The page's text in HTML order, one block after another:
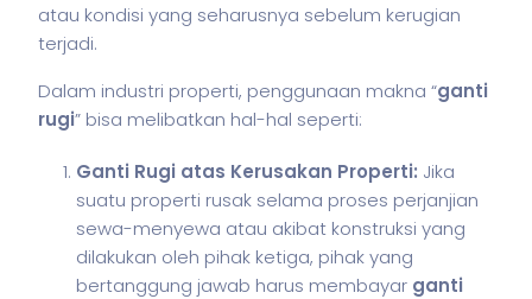
atau kondisi yang seharusnya sebelum kerugian
terjadi.
Dalam industri properti, penggunaan makna “ganti
rugi” bisa melibatkan hal-hal seperti:
Ganti Rugi atas Kerusakan Properti: Jika
suatu properti rusak selama proses perjanjian
sewa-menyewa atau akibat konstruksi yang
dilakukan oleh pihak ketiga, pihak yang
bertanggung jawab harus membayar ganti